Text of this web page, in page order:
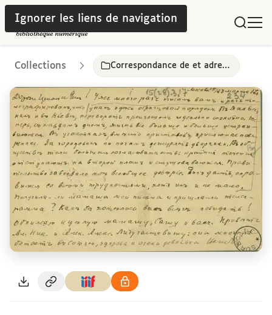
Ignorer les liens de navigation
Collections Correspondance de et adressée à Léon Chestov